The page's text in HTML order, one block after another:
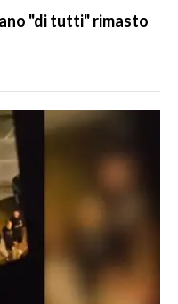
"di tutti" rimasto